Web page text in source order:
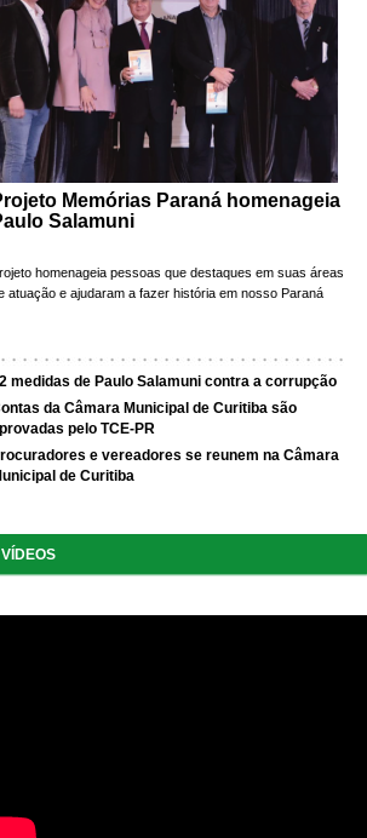
Memórias Paraná homenageia
Salamuni
homenageia pessoas que destaques em suas áreas
atuação e ajudaram a fazer história em nosso Paraná
medidas de Paulo Salamuni contra a corrupção
da Câmara Municipal de Curitiba são
pelo TCE-PR
e vereadores se reunem na Câmara
de Curitiba
VÍDEOS